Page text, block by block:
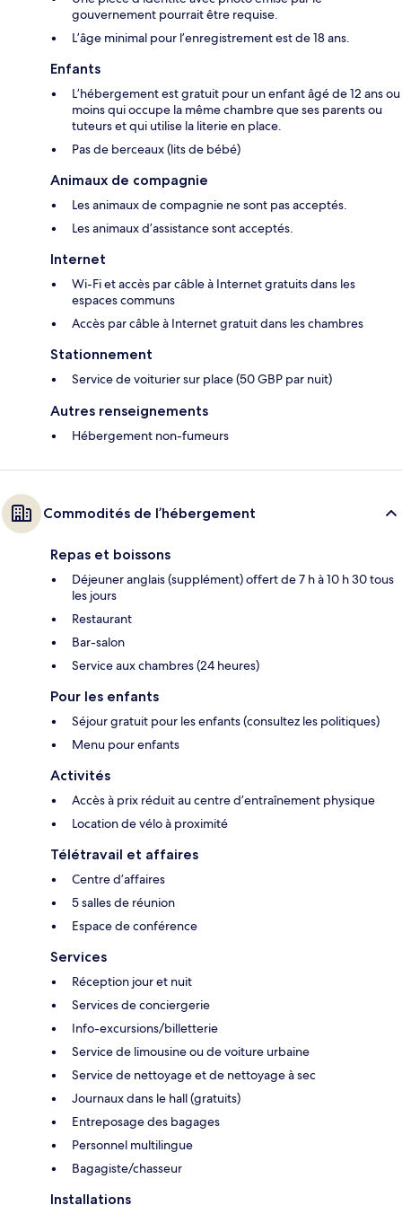
gouvernement pourrait être requise.
L’âge minimal pour l’enregistrement est de 18 ans.
Enfants
L’hébergement est gratuit pour un enfant âgé de 12 ans ou
moins qui occupe la même chambre que ses parents ou
tuteurs et qui utilise la literie en place.
Pas de berceaux (lits de bébé)
Animaux de compagnie
Les animaux de compagnie ne sont pas acceptés.
Les animaux d’assistance sont acceptés.
Internet
Wi-Fi et accès par câble à Internet gratuits dans les
espaces communs
Accès par câble à Internet gratuit dans les chambres
Stationnement
Service de voiturier sur place (50 GBP par nuit)
Autres renseignements
Hébergement non-fumeurs
Commodités de l’hébergement
Repas et boissons
Déjeuner anglais (supplément) offert de 7 h à 10 h 30 tous
les jours
Restaurant
Bar-salon
Service aux chambres (24 heures)
Pour les enfants
Séjour gratuit pour les enfants (consultez les politiques)
Menu pour enfants
Activités
Accès à prix réduit au centre d’entraînement physique
Location de vélo à proximité
Télétravail et affaires
Centre d’affaires
5 salles de réunion
Espace de conférence
Services
Réception jour et nuit
Services de conciergerie
Info-excursions/billetterie
Service de limousine ou de voiture urbaine
Service de nettoyage et de nettoyage à sec
Journaux dans le hall (gratuits)
Entreposage des bagages
Personnel multilingue
Bagagiste/chasseur
Installations